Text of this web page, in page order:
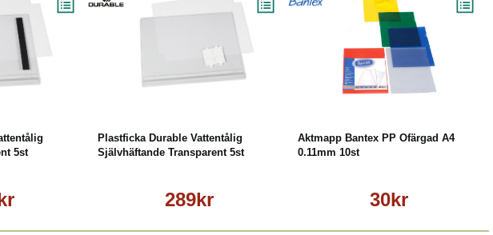
5st
Plastficka Durable Vattentålig
Självhäftande Transparent 5st
289kr
Läs mer
Aktmapp Bantex PP Ofärgad A4
0.11mm 10st
30kr
Köp Läs mer